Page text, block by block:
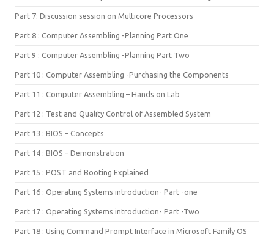
Part 7: Discussion session on Multicore Processors
Part 8 : Computer Assembling -Planning Part One
Part 9 : Computer Assembling -Planning Part Two
Part 10 : Computer Assembling -Purchasing the Components
Part 11 : Computer Assembling – Hands on Lab
Part 12 : Test and Quality Control of Assembled System
Part 13 : BIOS – Concepts
Part 14 : BIOS – Demonstration
Part 15 : POST and Booting Explained
Part 16 : Operating Systems introduction- Part -one
Part 17 : Operating Systems introduction- Part -Two
Part 18 : Using Command Prompt Interface in Microsoft Family OS